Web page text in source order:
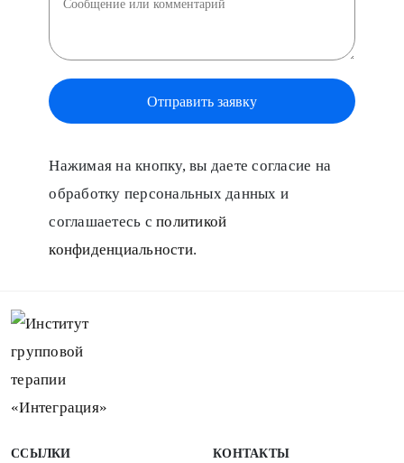
Нажимая на кнопку, вы даете согласие на
обработку персональных данных и
соглашаетесь сполитикой
конфиденциальности.
ССЫЛКИ КОНТАКТЫ